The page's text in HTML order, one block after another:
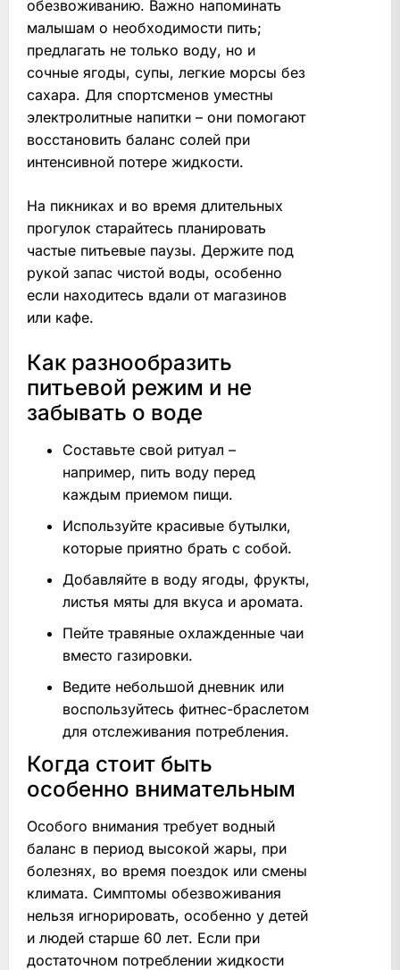
обезвоживанию. Важно напоминать
малышам о необходимости пить;
предлагать не только воду, но и
сочные ягоды, супы, легкие морсы без
сахара. Для спортсменов уместны
электролитные напитки – они помогают
восстановить баланс солей при
интенсивной потере жидкости.
На пикниках и во время длительных
прогулок старайтесь планировать
частые питьевые паузы. Держите под
рукой запас чистой воды, особенно
если находитесь вдали от магазинов
или кафе.
Как разнообразить
питьевой режим и не
забывать о воде
Составьте свой ритуал –
например, пить воду перед
каждым приемом пищи.
Используйте красивые бутылки,
которые приятно брать с собой.
Добавляйте в воду ягоды, фрукты,
листья мяты для вкуса и аромата.
Пейте травяные охлажденные чаи
вместо газировки.
Ведите небольшой дневник или
воспользуйтесь фитнес-браслетом
для отслеживания потребления.
Когда стоит быть
особенно внимательным
Особого внимания требует водный
баланс в период высокой жары, при
болезнях, во время поездок или смены
климата. Симптомы обезвоживания
нельзя игнорировать, особенно у детей
и людей старше 60 лет. Если при
достаточном потреблении жидкости